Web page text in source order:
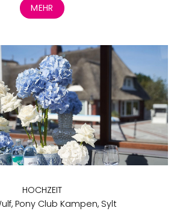
MEHR
HOCHZEIT
Pony Club Kampen, Sylt